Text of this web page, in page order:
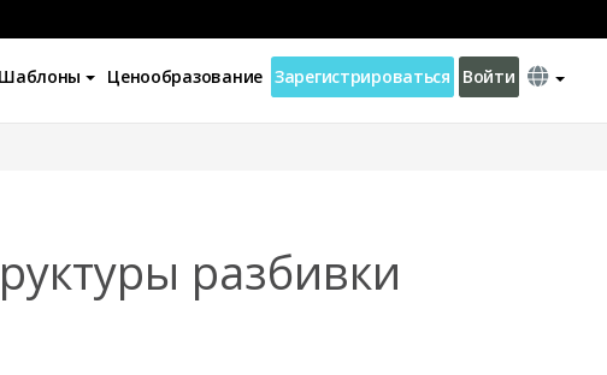
Шаблоны Ценообразование Зарегистрироваться Войти
разбивки